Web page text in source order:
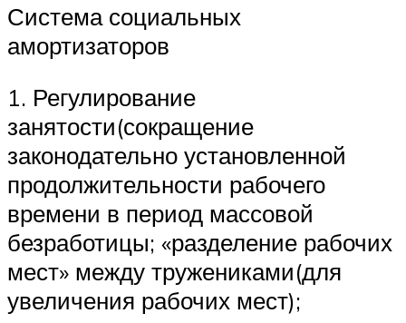
Система социальных
амортизаторов
1. Регулирование
занятости(сокращение
законодательно установленной
продолжительности рабочего
времени в период массовой
безработицы; «разделение рабочих
мест» между тружениками(для
увеличения рабочих мест);